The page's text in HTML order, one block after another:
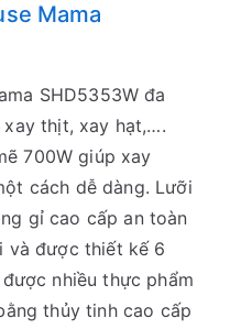
Mama
SHD5353W đa
xay thịt, xay hạt,….
700W giúp xay
cách dễ dàng. Lưỡi
gỉ cao cấp an toàn
và được thiết kế 6
nhiều thực phẩm
thủy tinh cao cấp